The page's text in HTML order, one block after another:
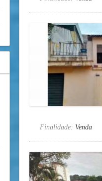
Finalidade: Venda